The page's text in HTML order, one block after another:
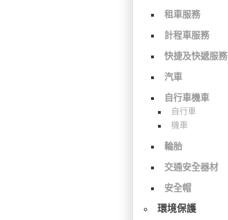
租車服務
計程車服務
快捷及快遞服務
汽車
自行車機車
自行車
機車
輪胎
交通安全器材
安全帽
環境保護